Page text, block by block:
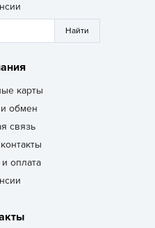
карты
обмен
связь
оплата